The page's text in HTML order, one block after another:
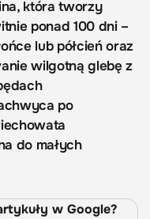
która tworzy
ponad 100 dni –
lub półcień oraz
wilgotną glebę z
po
do małych
w Google?